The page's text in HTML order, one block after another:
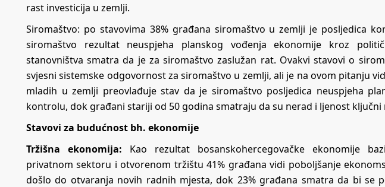
rast investicija u zemlji.
Siromaštvo: po stavovima 38% građana siromaštvo u zemlji je posljedica
siromaštvo rezultat neuspjeha planskog vođenja ekonomije kroz
stanovništva smatra da je za siromaštvo zaslužan rat. Ovakvi stavovi o
svjesni sistemske odgovornost za siromaštvo u zemlji, ali je na ovom pitanju
mladih u zemlji preovlađuje stav da je siromaštvo posljedica neuspjeha
kontrolu, dok građani stariji od 50 godina smatraju da su nerad i ljenost ključni
Stavovi za budućnost bh. ekonomije
Tržišna ekonomija: Kao rezultat bosanskohercegovačke ekonomije
privatnom sektoru i otvorenom tržištu 41% građana vidi poboljšanje
došlo do otvaranja novih radnih mjesta, dok 23% građana smatra da bi se